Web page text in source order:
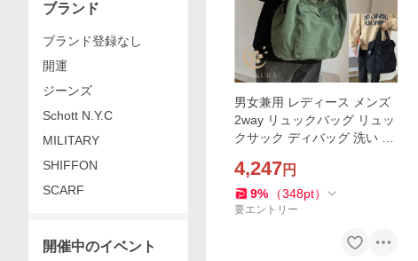
男女兼用 レディース メンズ
2way リュックバッグ リュッ
クサック ディバッグ 洗い ウ
ッグパック 帆布 リュック キ
ャンバス ショル
4,247円
9% （348pt）
要エントリー
ブランド
ブランド登録なし
開運
ジーンズ
Schott N.Y.C
MILITARY
SHIFFON
SCARF
開催中のイベント